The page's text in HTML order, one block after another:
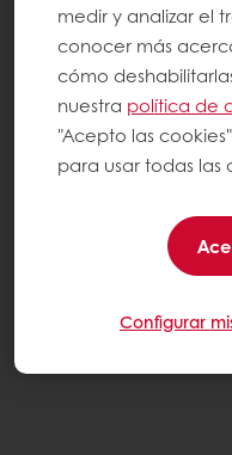
medir y analizar el
conocer más
cómo
nuestra política de
"Acepto las
para usar todas las
Configurar